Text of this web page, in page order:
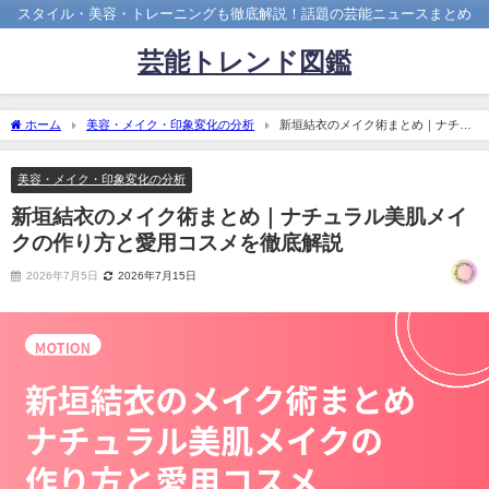
スタイル・美容・トレーニングも徹底解説！話題の芸能ニュースまとめ
芸能トレンド図鑑
ホーム 美容・メイク・印象変化の分析
新垣結衣のメイク術まとめ｜ナチュ
ラル美肌メイクの作り方と愛用コスメを徹底解説
美容・メイク・印象変化の分析
新垣結衣のメイク術まとめ｜ナチュラル美肌メイ
クの作り方と愛用コスメを徹底解説
2026年7月5日 2026年7月15日